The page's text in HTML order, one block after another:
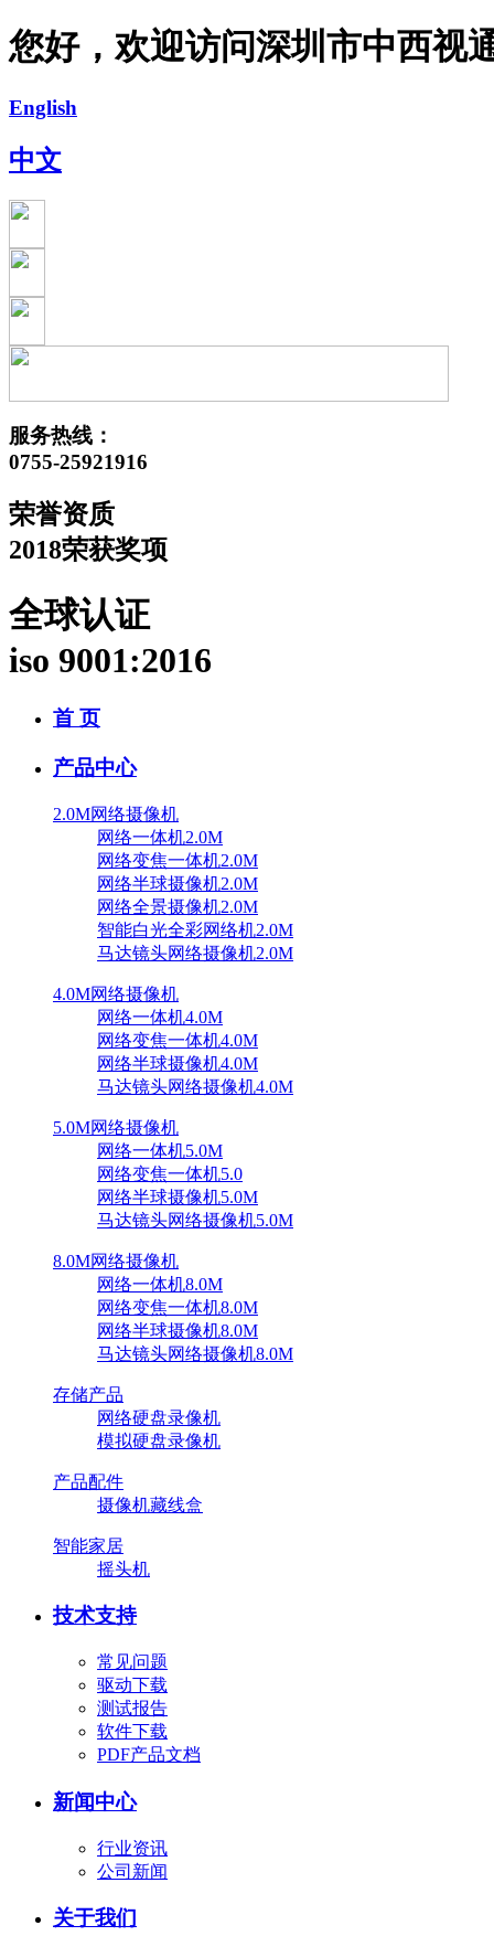
您好，欢迎访问深圳市中西视
English
中文
服务热线：
0755-25921916
荣誉资质
2018荣获奖项
全球认证
iso 9001:2016
首 页
产品中心
2.0M网络摄像机
网络一体机2.0M
网络变焦一体机2.0M
网络半球摄像机2.0M
网络全景摄像机2.0M
智能白光全彩网络机2.0M
马达镜头网络摄像机2.0M
4.0M网络摄像机
网络一体机4.0M
网络变焦一体机4.0M
网络半球摄像机4.0M
马达镜头网络摄像机4.0M
5.0M网络摄像机
网络一体机5.0M
网络变焦一体机5.0
网络半球摄像机5.0M
马达镜头网络摄像机5.0M
8.0M网络摄像机
网络一体机8.0M
网络变焦一体机8.0M
网络半球摄像机8.0M
马达镜头网络摄像机8.0M
存储产品
网络硬盘录像机
模拟硬盘录像机
产品配件
摄像机藏线盒
智能家居
摇头机
技术支持
常见问题
驱动下载
测试报告
软件下载
PDF产品文档
新闻中心
行业资讯
公司新闻
关于我们